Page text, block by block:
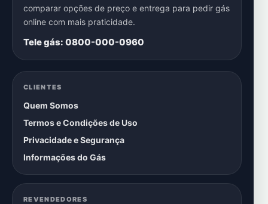
comparar opções de preço e entrega para pedir gás
online com mais praticidade.
Tele gás: 0800-000-0960
CLIENTES
Quem Somos
Termos e Condições de Uso
Privacidade e Segurança
Informações do Gás
REVENDEDORES